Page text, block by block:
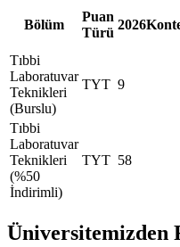
Bölüm
Puan
Türü
2026
Tıbbi
Laboratuvar
Teknikleri
(Burslu)
TYT 9
Tıbbi
Laboratuvar
Teknikleri
(%50
İndirimli)
TYT 58
Üniversitemizden